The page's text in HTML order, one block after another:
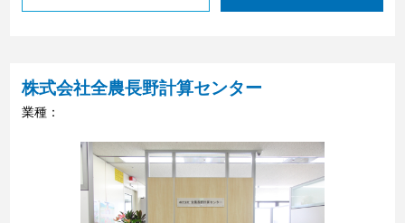
株式会社全農長野計算センター
業種：